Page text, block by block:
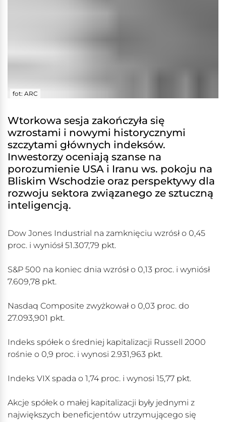
fot: ARC
Wtorkowa sesja zakończyła się
wzrostami i nowymi historycznymi
szczytami głównych indeksów.
Inwestorzy oceniają szanse na
porozumienie USA i Iranu ws. pokoju na
Bliskim Wschodzie oraz perspektywy dla
rozwoju sektora związanego ze sztuczną
inteligencją.
Dow Jones Industrial na zamknięciu wzrósł o 0,45
proc. i wyniósł 51.307,79 pkt.
S&P 500 na koniec dnia wzrósł o 0,13 proc. i wyniósł
7.609,78 pkt.
Nasdaq Composite zwyżkował o 0,03 proc. do
27.093,901 pkt.
Indeks spółek o średniej kapitalizacji Russell 2000
rośnie o 0,9 proc. i wynosi 2.931,963 pkt.
Indeks VIX spada o 1,74 proc. i wynosi 15,77 pkt.
Akcje spółek o małej kapitalizacji były jednymi z
największych beneficjentów utrzymującego się